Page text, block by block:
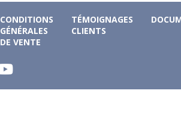
CONDITIONS
GÉNÉRALES
DE VENTE
TÉMOIGNAGES
CLIENTS